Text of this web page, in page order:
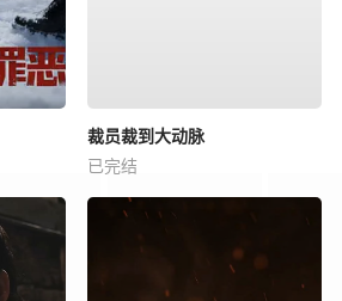
裁员裁到大动脉
已完结